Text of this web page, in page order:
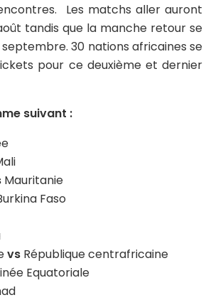
Les matchs aller auront
tandis que la manche retour se
30 nations africaines se
pour ce deuxième et dernier
suivant :
Mauritanie
Faso
vs République centrafricaine
Equatoriale